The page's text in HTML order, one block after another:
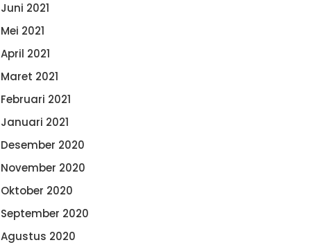
Juni 2021
Mei 2021
April 2021
Maret 2021
Februari 2021
Januari 2021
Desember 2020
November 2020
Oktober 2020
September 2020
Agustus 2020